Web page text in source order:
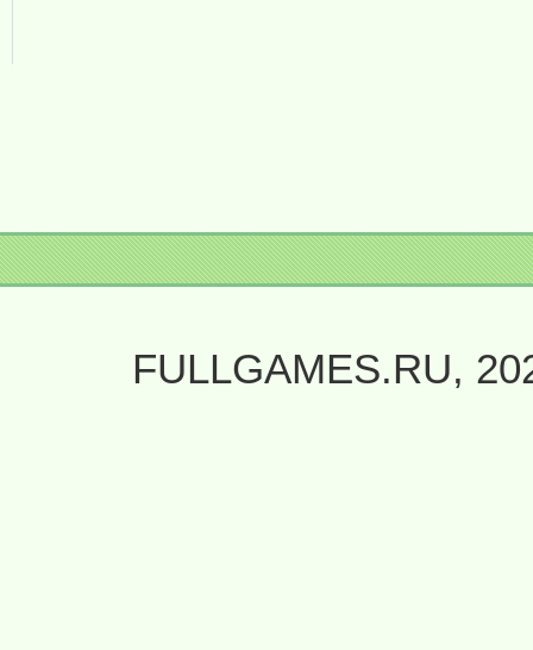
FULLGAMES.RU,